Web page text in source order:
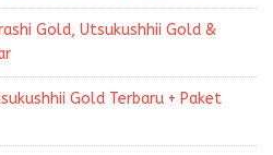
Gold, Utsukushhii Gold &
Gold Terbaru + Paket